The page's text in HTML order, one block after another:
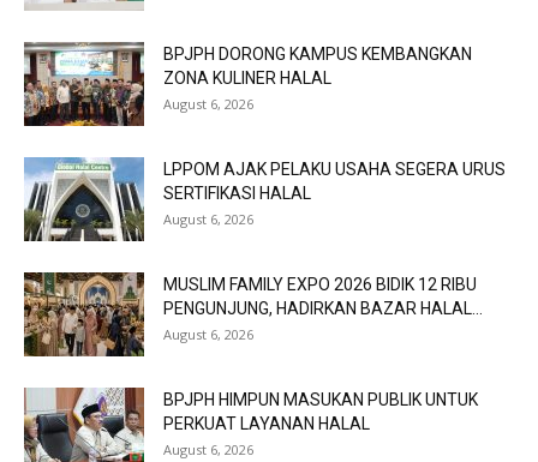
BPJPH DORONG KAMPUS KEMBANGKAN
ZONA KULINER HALAL
August 6, 2026
LPPOM AJAK PELAKU USAHA SEGERA URUS
SERTIFIKASI HALAL
August 6, 2026
MUSLIM FAMILY EXPO 2026 BIDIK 12 RIBU
PENGUNJUNG, HADIRKAN BAZAR HALAL...
August 6, 2026
BPJPH HIMPUN MASUKAN PUBLIK UNTUK
PERKUAT LAYANAN HALAL
August 6, 2026